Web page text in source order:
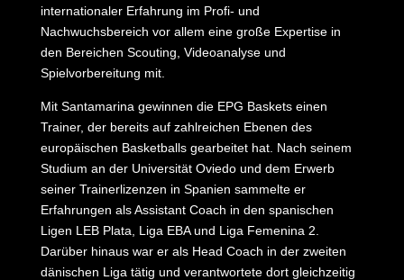
internationaler Erfahrung im Profi- und
Nachwuchsbereich vor allem eine große Expertise in
den Bereichen Scouting, Videoanalyse und
Spielvorbereitung mit.
Mit Santamarina gewinnen die EPG Baskets einen
Trainer, der bereits auf zahlreichen Ebenen des
europäischen Basketballs gearbeitet hat. Nach seinem
Studium an der Universität Oviedo und dem Erwerb
seiner Trainerlizenzen in Spanien sammelte er
Erfahrungen als Assistant Coach in den spanischen
Ligen LEB Plata, Liga EBA und Liga Femenina 2.
Darüber hinaus war er als Head Coach in der zweiten
dänischen Liga tätig und verantwortete dort gleichzeitig